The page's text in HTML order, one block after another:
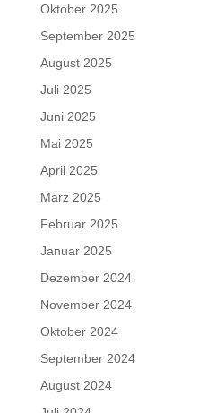
Oktober 2025
September 2025
August 2025
Juli 2025
Juni 2025
Mai 2025
April 2025
März 2025
Februar 2025
Januar 2025
Dezember 2024
November 2024
Oktober 2024
September 2024
August 2024